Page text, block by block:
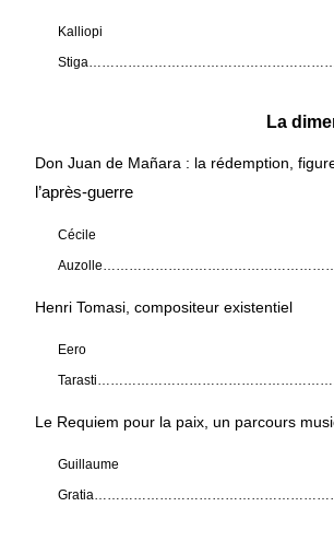
Kalliopi
Stiga
La
Don Juan de Mañara : la rédemption,
l’après-guerre
Cécile
Henri Tomasi, compositeur existentiel
Eero
Le Requiem pour la paix, un parcours
Guillaume